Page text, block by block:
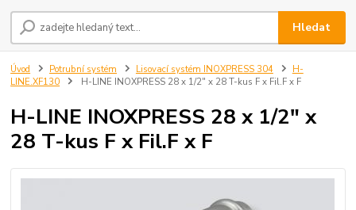
Hledat
Úvod Potrubní systém Lisovací systém INOXPRESS 304
H-
LINE.XF130
H-LINE INOXPRESS 28 x 1/2" x 28 T-kus F x Fil.F x F
H-LINE INOXPRESS 28 x 1/2" x
28 T-kus F x Fil.F x F